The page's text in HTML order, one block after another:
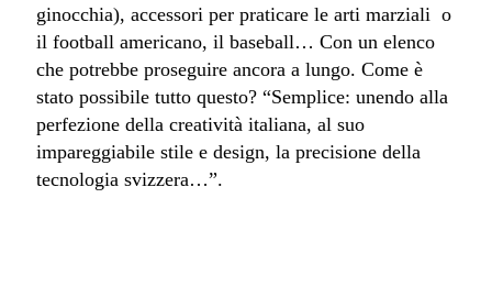
ginocchia), accessori per praticare le arti marziali o
il football americano, il baseball… Con un elenco
che potrebbe proseguire ancora a lungo. Come è
stato possibile tutto questo? “Semplice: unendo alla
perfezione della creatività italiana, al suo
impareggiabile stile e design, la precisione della
tecnologia svizzera…”.